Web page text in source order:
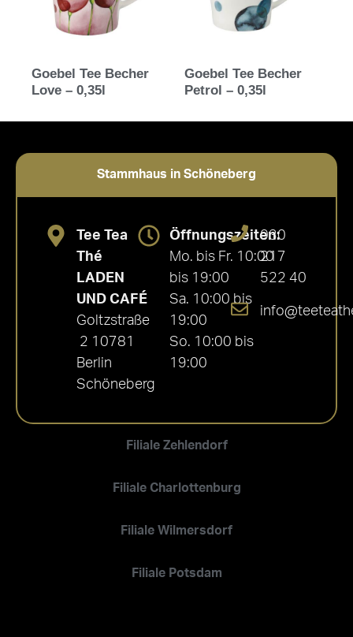
Goebel Tee Becher
Love – 0,35l
Goebel Tee Becher
Petrol – 0,35l
Stammhaus in Schöneberg
Filiale Zehlendorf
Filiale Charlottenburg
Filiale Wilmersdorf
Filiale Potsdam
Tee Tea
Thé
LADEN
UND CAFÉ
Goltzstraße
2 10781
Berlin
Schöneberg
Öffnungszeiten:
Mo. bis Fr. 10:00
bis 19:00
Sa. 10:00 bis
19:00
So. 10:00 bis
19:00
030
217
522 40